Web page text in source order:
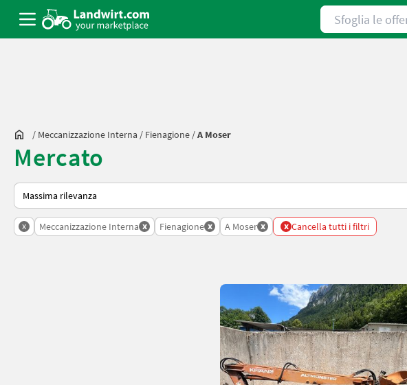
Sfoglia le offerte
/ Meccanizzazione Interna / Fienagione /A Moser
Mercato
Ecco come viene ordinato su Landwirt.com
x Meccanizzazione Interna x Fienagione x A Moser x x Cancella tutti i filtri